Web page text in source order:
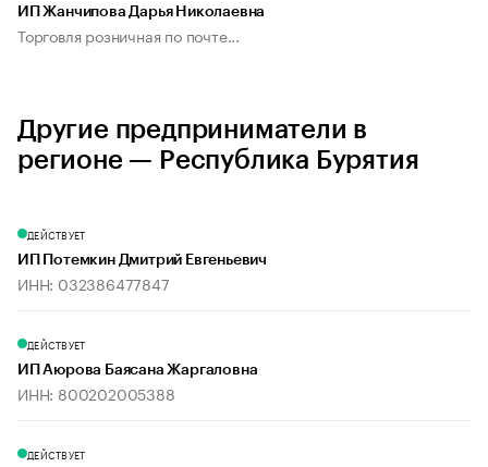
ИП Жанчипова Дарья Николаевна
Торговля розничная по почте...
Другие предприниматели в
регионе — Республика Бурятия
ДЕЙСТВУЕТ
ИП Потемкин Дмитрий Евгеньевич
ИНН: 032386477847
ДЕЙСТВУЕТ
ИП Аюрова Баясана Жаргаловна
ИНН: 800202005388
ДЕЙСТВУЕТ